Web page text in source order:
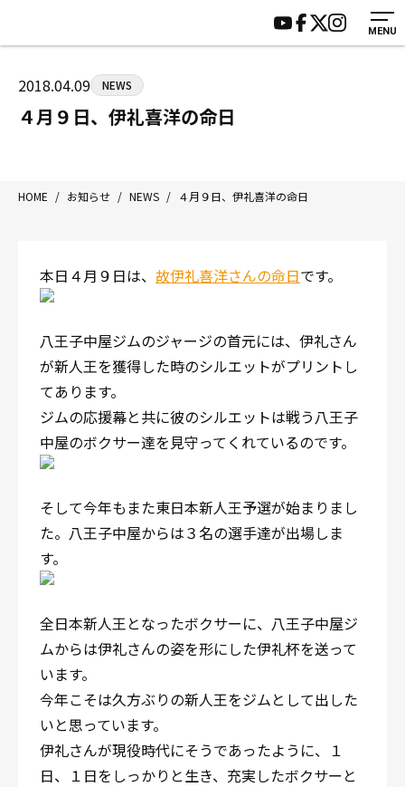
MENU
八王子中屋ボクシングジム
Tel/Fax：042-622-7222
営業時間：月〜土 14:00〜22:00 / 日・祝 14:00〜19:00
HOME
ジムについて
トレーニング
入会案内
施設紹介
会員様の声
サポーター募集
2018.04.09 NEWS
４月９日、伊礼喜洋の命日
HOME / お知らせ / NEWS / ４月９日、伊礼喜洋の命日
本日４月９日は、 故伊礼喜洋さんの命日です。
八王子中屋ジムのジャージの首元には、伊礼さん
が新人王を獲得した時のシルエットがプリントし
てあります。
ジムの応援幕と共に彼のシルエットは戦う八王子
中屋のボクサー達を見守ってくれているのです。
そして今年もまた東日本新人王予選が始まりまし
た。八王子中屋からは３名の選手達が出場しま
す。
全日本新人王となったボクサーに、八王子中屋ジ
ムからは伊礼さんの姿を形にした伊礼杯を送って
います。
今年こそは久方ぶりの新人王をジムとして出した
いと思っています。
伊礼さんが現役時代にそうであったように、１
日、１日をしっかりと生き、充実したボクサーと